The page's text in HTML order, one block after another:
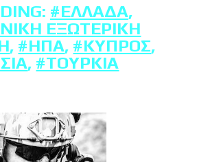
#ΕΛΛΆΔΑ,
ΕΞΩΤΕΡΙΚΉ
, #ΗΠΑ, #ΚΎΠΡΟΣ,
, #ΤΟΥΡΚΊΑ